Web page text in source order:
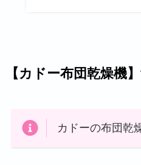
【カドー布団乾燥機
カドーの布団乾